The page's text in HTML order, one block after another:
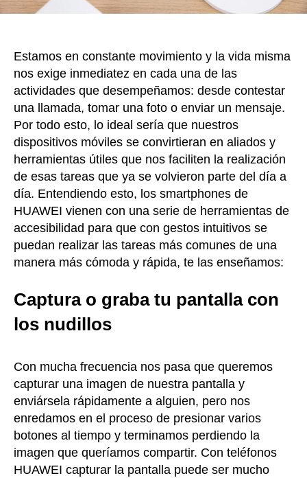
Estamos en constante movimiento y la vida misma
nos exige inmediatez en cada una de las
actividades que desempeñamos: desde contestar
una llamada, tomar una foto o enviar un mensaje.
Por todo esto, lo ideal sería que nuestros
dispositivos móviles se convirtieran en aliados y
herramientas útiles que nos faciliten la realización
de esas tareas que ya se volvieron parte del día a
día. Entendiendo esto, los smartphones de
HUAWEI vienen con una serie de herramientas de
accesibilidad para que con gestos intuitivos se
puedan realizar las tareas más comunes de una
manera más cómoda y rápida, te las enseñamos:
Captura o graba tu pantalla con
los nudillos
Con mucha frecuencia nos pasa que queremos
capturar una imagen de nuestra pantalla y
enviársela rápidamente a alguien, pero nos
enredamos en el proceso de presionar varios
botones al tiempo y terminamos perdiendo la
imagen que queríamos compartir. Con teléfonos
HUAWEI capturar la pantalla puede ser mucho